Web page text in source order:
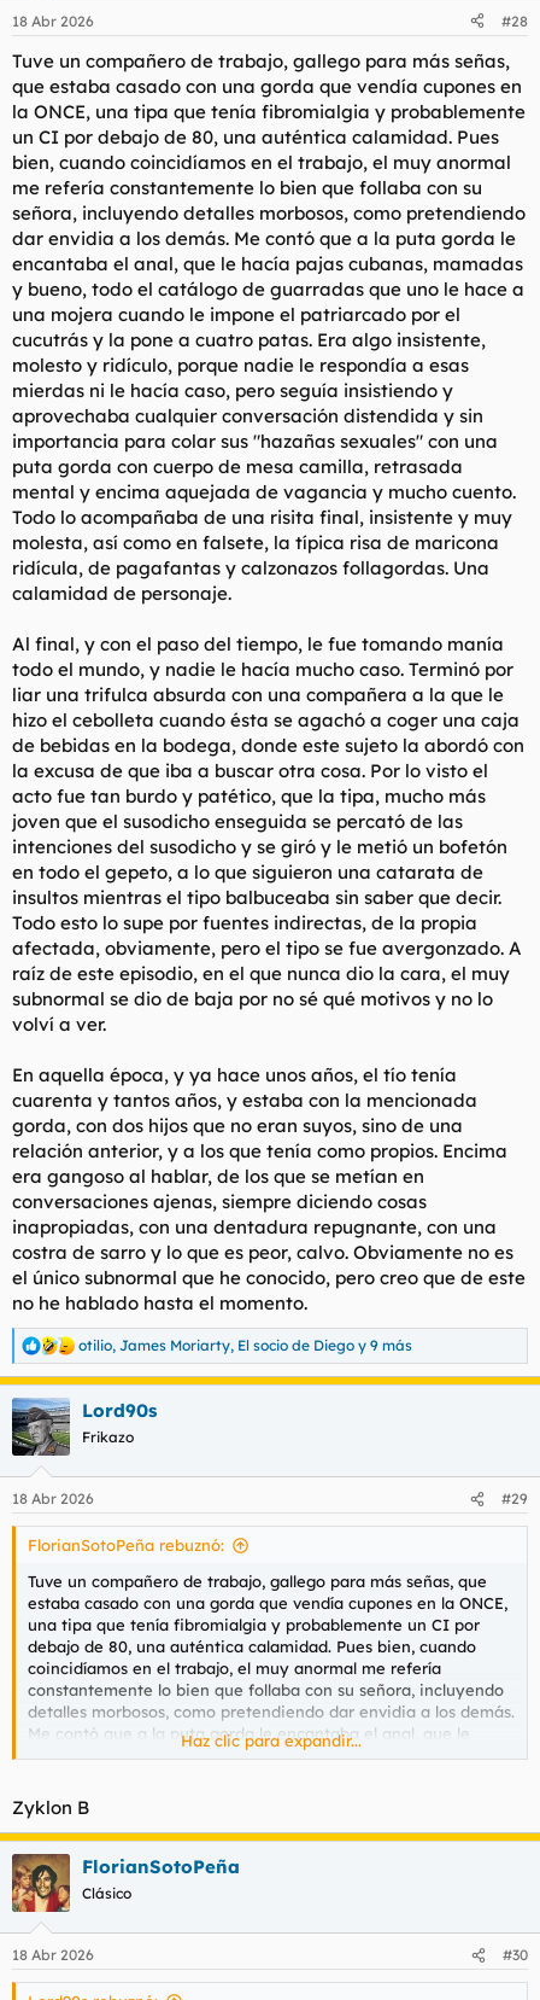
e
:
18 Abr 2026 #28
Tuve un compañero de trabajo, gallego para más señas,
que estaba casado con una gorda que vendía cupones en
la ONCE, una tipa que tenía fibromialgia y probablemente
un CI por debajo de 80, una auténtica calamidad. Pues
bien, cuando coincidíamos en el trabajo, el muy anormal
me refería constantemente lo bien que follaba con su
señora, incluyendo detalles morbosos, como pretendiendo
dar envidia a los demás. Me contó que a la puta gorda le
encantaba el anal, que le hacía pajas cubanas, mamadas
y bueno, todo el catálogo de guarradas que uno le hace a
una mojera cuando le impone el patriarcado por el
cucutrás y la pone a cuatro patas. Era algo insistente,
molesto y ridículo, porque nadie le respondía a esas
mierdas ni le hacía caso, pero seguía insistiendo y
aprovechaba cualquier conversación distendida y sin
importancia para colar sus "hazañas sexuales" con una
puta gorda con cuerpo de mesa camilla, retrasada
mental y encima aquejada de vagancia y mucho cuento.
Todo lo acompañaba de una risita final, insistente y muy
molesta, así como en falsete, la típica risa de maricona
ridícula, de pagafantas y calzonazos follagordas. Una
calamidad de personaje.
Al final, y con el paso del tiempo, le fue tomando manía
todo el mundo, y nadie le hacía mucho caso. Terminó por
liar una trifulca absurda con una compañera a la que le
hizo el cebolleta cuando ésta se agachó a coger una caja
de bebidas en la bodega, donde este sujeto la abordó con
la excusa de que iba a buscar otra cosa. Por lo visto el
acto fue tan burdo y patético, que la tipa, mucho más
joven que el susodicho enseguida se percató de las
intenciones del susodicho y se giró y le metió un bofetón
en todo el gepeto, a lo que siguieron una catarata de
insultos mientras el tipo balbuceaba sin saber que decir.
Todo esto lo supe por fuentes indirectas, de la propia
afectada, obviamente, pero el tipo se fue avergonzado. A
raíz de este episodio, en el que nunca dio la cara, el muy
subnormal se dio de baja por no sé qué motivos y no lo
volví a ver.
En aquella época, y ya hace unos años, el tío tenía
cuarenta y tantos años, y estaba con la mencionada
gorda, con dos hijos que no eran suyos, sino de una
relación anterior, y a los que tenía como propios. Encima
era gangoso al hablar, de los que se metían en
conversaciones ajenas, siempre diciendo cosas
inapropiadas, con una dentadura repugnante, con una
costra de sarro y lo que es peor, calvo. Obviamente no es
el único subnormal que he conocido, pero creo que de este
no he hablado hasta el momento.
R
e
a
c
c
i
e
s
otilio, James Moriarty, El socio de Diego y 9 más
Lord90s
Frikazo
18 Abr 2026 #29
FlorianSotoPeña rebuznó:
Tuve un compañero de trabajo, gallego para más señas, que
estaba casado con una gorda que vendía cupones en la ONCE,
una tipa que tenía fibromialgia y probablemente un CI por
debajo de 80, una auténtica calamidad. Pues bien, cuando
coincidíamos en el trabajo, el muy anormal me refería
constantemente lo bien que follaba con su señora, incluyendo
detalles morbosos, como pretendiendo dar envidia a los demás.
Me contó que a la puta gorda le encantaba el anal, que le
hacía pajas cubanas, mamadas y bueno, todo el catálogo de
patriarcado por el cucutrás y la pone a cuatro patas. Era algo
insistente, molesto y ridículo, porque nadie le respondía a esas
mierdas ni le hacía caso, pero seguía insistiendo y
aprovechaba cualquier conversación distendida y sin
importancia para colar sus "hazañas sexuales" con una puta
gorda con cuerpo de mesa camilla, retrasada mental y encima
aquejada de vagancia y mucho cuento. Todo lo acompañaba
de una risita final, insistente y muy molesta, así como en
falsete, la típica risa de maricona ridícula, de pagafantas y
calzonazos follagordas. Una calamidad de personaje.
Haz clic para expandir...
Zyklon B
FlorianSotoPeña
Clásico
18 Abr 2026 #30